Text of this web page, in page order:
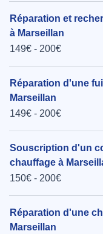
Réparation et
à Marseillan
149€ - 200€
Réparation d'une
Marseillan
149€ - 200€
Souscription d'un
chauffage à
150€ - 200€
Réparation d'une
Marseillan